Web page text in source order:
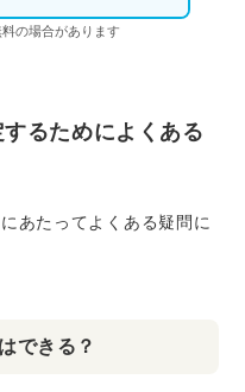
の場合があります
るためによくある
あたってよくある疑問に
できる？